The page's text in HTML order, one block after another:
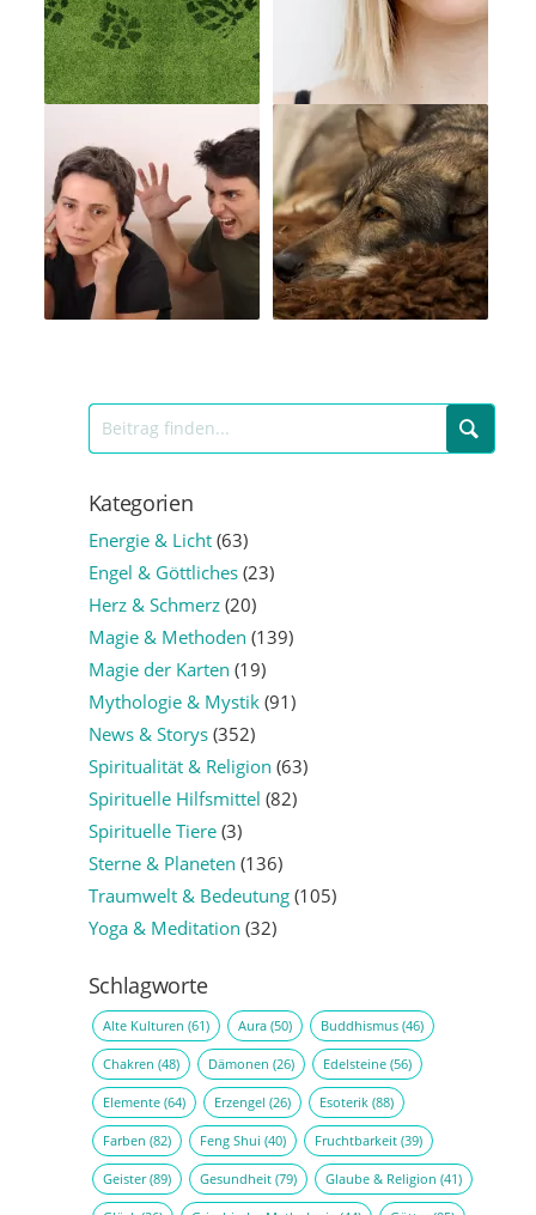
Kategorien
Energie & Licht(63)
Engel & Göttliches(23)
Herz & Schmerz(20)
Magie & Methoden (139)
Magie der Karten (19)
Mythologie & Mystik(91)
News & Storys(352)
Spiritualität & Religion (63)
Spirituelle Hilfsmittel (82)
Spirituelle Tiere(3)
Sterne & Planeten (136)
Traumwelt & Bedeutung(105)
Yoga & Meditation (32)
Schlagworte
Alte Kulturen (61) Aura(50) Buddhismus(46)
Chakren (48) Dämonen (26) Edelsteine(56)
Elemente(64) Erzengel (26) Esoterik(88)
Farben (82) Feng Shui (40) Fruchtbarkeit(39)
Geister(89) Gesundheit(79) Glaube & Religion (41)